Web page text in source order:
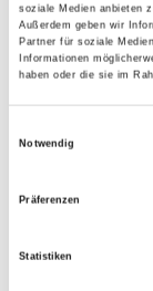
soziale Medien anbieten
Außerdem geben wir
Partner für soziale
Informationen
haben oder die sie im
Notwendig
Präferenzen
Statistiken